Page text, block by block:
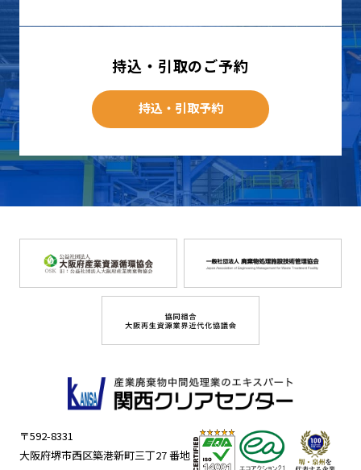
持込・引取のご予約
持込・引取予約
〒592-8331
大阪府堺市西区築港新町三丁27 番地